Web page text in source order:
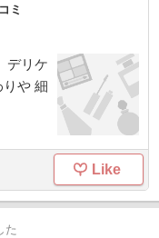
ミ
デリケ
や 細
Like
た